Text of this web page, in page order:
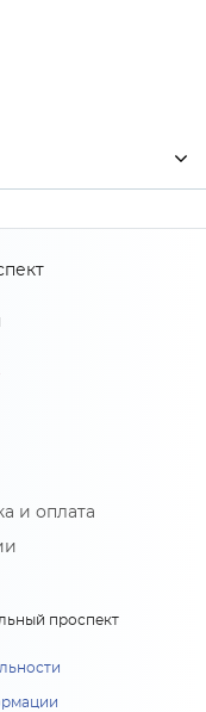
и оплата
проспект